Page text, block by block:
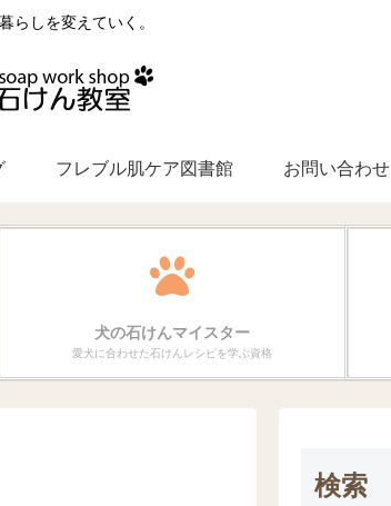
らしを変えていく。
フレブル肌ケア図書館 お問い合わせ
犬の石けんマイスター
愛犬に合わせた石けんレシピを学ぶ資格
検索